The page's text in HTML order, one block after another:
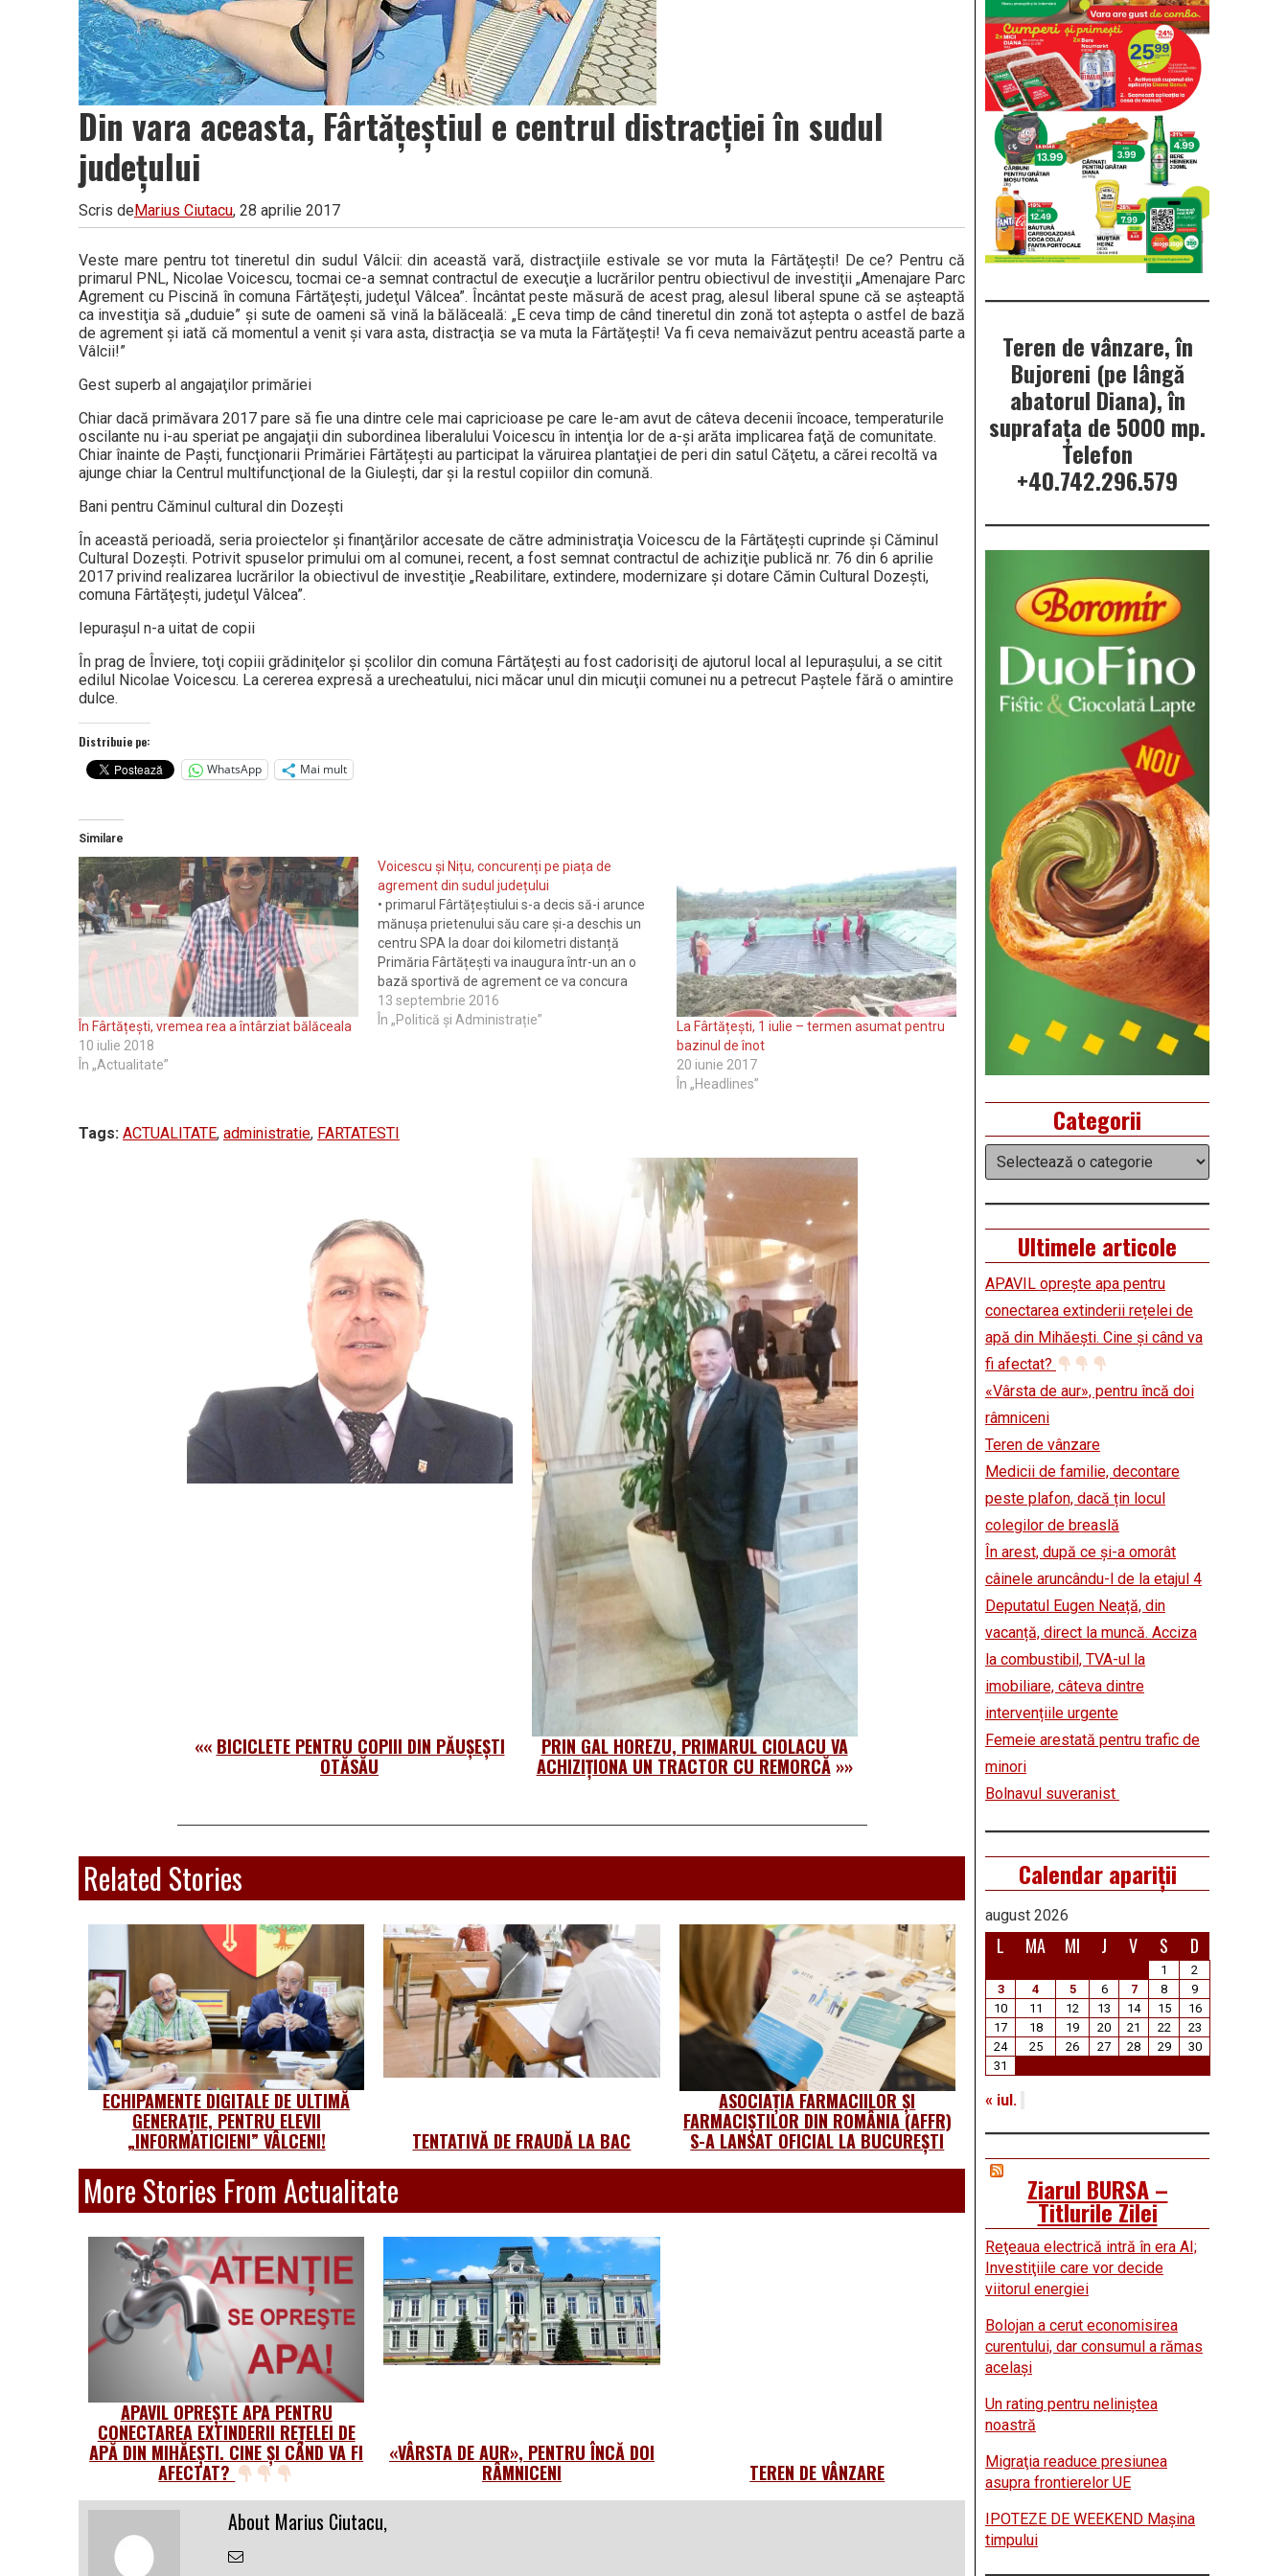
Din vara aceasta, Fârtăţeştiul e centrul distracţiei în sudul
judeţului
Scris deMarius Ciutacu, 28 aprilie 2017
Veste mare pentru tot tineretul din sudul Vâlcii: din această vară, distracţiile estivale se vor muta la Fârtăţeşti! De ce? Pentru că
primarul PNL, Nicolae Voicescu, tocmai ce-a semnat contractul de execuţie a lucrărilor pentru obiectivul de investiţii „Amenajare Parc
Agrement cu Piscină în comuna Fârtăţeşti, judeţul Vâlcea”. Încântat peste măsură de acest prag, alesul liberal spune că se aşteaptă
ca investiţia să „duduie” şi sute de oameni să vină la bălăceală: „E ceva timp de când tineretul din zonă tot aştepta o astfel de bază
de agrement şi iată că momentul a venit şi vara asta, distracţia se va muta la Fârtăţeşti! Va fi ceva nemaivăzut pentru această parte a
Vâlcii!”
Gest superb al angajaţilor primăriei
Chiar dacă primăvara 2017 pare să fie una dintre cele mai capricioase pe care le-am avut de câteva decenii încoace, tempe­raturile
oscilante nu i-au speriat pe angajaţii din subordinea liberalului Voicescu în intenţia lor de a-şi arăta implicarea faţă de comunitate.
Chiar înainte de Paşti, funcţionarii Primăriei Fârtățești au participat la văruirea plantaţiei de peri din satul Căţetu, a cărei recoltă va
ajunge chiar la Centrul multifuncţional de la Giuleşti, dar şi la restul copiilor din comună.
Bani pentru Căminul cultural din Dozeşti
În această perioadă, seria proiectelor şi finanţărilor accesate de către administraţia Voicescu de la Fârtăţeşti cuprinde şi Căminul
Cultural Dozeşti. Potrivit spuselor primului om al comunei, recent, a fost semnat contractul de achiziţie publică nr. 76 din 6 aprilie
2017 privind realizarea lucrărilor la obiectivul de investiţie „Reabilitare, extindere, modernizare şi dotare Cămin Cultural Dozeşti,
comuna Fârtăţeşti, judeţul Vâlcea”.
Iepuraşul n-a uitat de copii
În prag de Înviere, toţi copiii grădiniţelor şi şcolilor din comuna Fârtăţeşti au fost cadorisiţi de ajutorul local al Iepuraşului, a se citit
edilul Nicolae Voicescu. La cererea expresă a urecheatului, nici măcar unul din micuţii comunei nu a petrecut Paştele fără o amintire
dulce.
Distribuie pe:
WhatsApp
Mai mult
Similare
În Fârtățești, vremea rea a întârziat bălăceala
10 iulie 2018
În „Actualitate”
Voicescu și Nițu, concurenți pe piața de
agrement din sudul județului
• primarul Fârtățeștiului s-a decis să-i arunce
mănușa prietenului său care și-a deschis un
centru SPA la doar doi kilometri distanță
Primăria Fârtățești va inaugura într-un an o
bază sportivă de agrement ce va concura
serios investiția fostului senator Dan Nițu, care
a pus pe picioare un centru SPA ultramodern…
13 septembrie 2016
În „Politică și Administrație”
La Fârtățești, 1 iulie – termen asumat pentru
bazinul de înot
20 iunie 2017
În „Headlines”
Tags: ACTUALITATE, administratie, FARTATESTI
«« BICICLETE PENTRU COPIII DIN PĂUȘEȘTI
OTĂSĂU
PRIN GAL HOREZU, PRIMARUL CIOLACU VA
ACHIZIȚIONA UN TRACTOR CU REMORCĂ»»
Related Stories
ECHIPAMENTE DIGITALE DE ULTIMĂ
GENERAȚIE, PENTRU ELEVII
„INFORMATICIENI” VÂLCENI!
TENTATIVĂ DE FRAUDĂ LA BAC
ASOCIAȚIA FARMACIILOR ȘI
FARMACIȘTILOR DIN ROMÂNIA (AFFR)
S-A LANSAT OFICIAL LA BUCUREȘTI
More Stories From Actualitate
APAVIL OPREȘTE APA PENTRU
CONECTAREA EXTINDERII REȚELEI DE
APĂ DIN MIHĂEȘTI. CINE ȘI CÂND VA FI
AFECTAT?
«VÂRSTA DE AUR», PENTRU ÎNCĂ DOI
RÂMNICENI
TEREN DE VÂNZARE
About Marius Ciutacu,
Email
Teren de vânzare, în
Bujoreni (pe lângă
abatorul Diana), în
suprafața de 5000 mp.
Telefon
+40.742.296.579
Categorii
Categorii
Ultimele articole
APAVIL oprește apa pentru
conectarea extinderii rețelei de
apă din Mihăești. Cine și când va
fi afectat?
«Vârsta de aur», pentru încă doi
râmniceni
Teren de vânzare
Medicii de familie, decontare
peste plafon, dacă țin locul
colegilor de breaslă
În arest, după ce și-a omorât
câinele aruncându-l de la etajul 4
Deputatul Eugen Neață, din
vacanță, direct la muncă. Acciza
la combustibil, TVA-ul la
imobiliare, câteva dintre
intervențiile urgente
Femeie arestată pentru trafic de
minori
Bolnavul suveranist
Calendar apariții
august 2026
L MA MI J V S D
1
2
3
4 5 6 7 8
9
10
11 12 13 14 15
16
17
18 19 20 21 22
23
24
25 26 27 28 29
30
31
« iul.
Ziarul BURSA –
Titlurile Zilei
Reţeaua electrică intră în era AI;
Investiţiile care vor decide
viitorul energiei
Bolojan a cerut economisirea
curentului, dar consumul a rămas
acelaşi
Un rating pentru neliniştea
noastră
Migraţia readuce presiunea
asupra frontierelor UE
IPOTEZE DE WEEKEND Maşina
timpului